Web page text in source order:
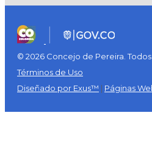
© 2026 Concejo de Pereira.
Términos de Uso
Diseñado por Exus™ | Páginas